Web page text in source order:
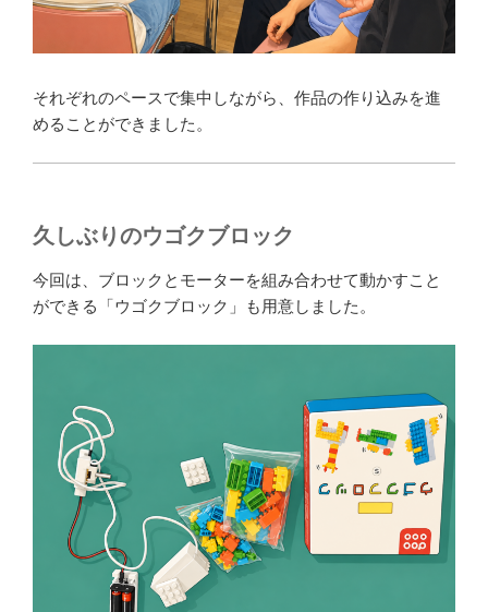
それぞれのペースで集中しながら、作品の作り込みを進
めることができました。
久しぶりのウゴクブロック
今回は、ブロックとモーターを組み合わせて動かすこと
ができる「ウゴクブロック」も用意しました。